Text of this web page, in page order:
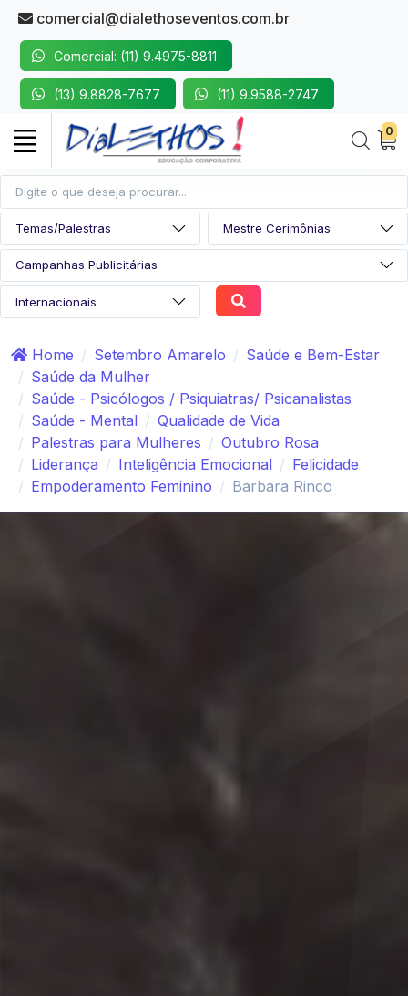
comercial@dialethoseventos.com.br
Comercial: (11) 9.4975-8811
(13) 9.8828-7677 (11) 9.9588-2747
0
Home Setembro Amarelo
Saúde e Bem-Estar
Saúde da Mulher
Saúde - Psicólogos / Psiquiatras/ Psicanalistas
Saúde - Mental
Qualidade de Vida
Palestras para Mulheres
Outubro Rosa
Liderança
Inteligência Emocional
Felicidade
Empoderamento Feminino
Barbara Rinco